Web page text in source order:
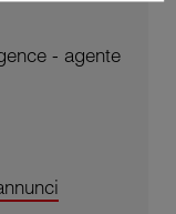
- agente